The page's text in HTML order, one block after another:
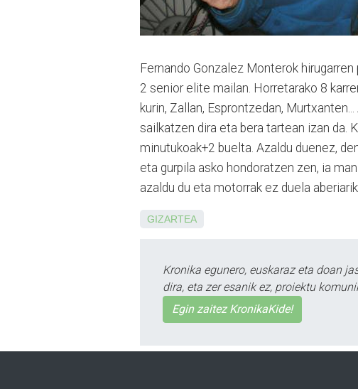
Fernando Gonzalez Monterok
2 senior elite mailan. Horretarako 8
ku­rin, Za­llan, Esprontzedan,
sailkatzen dira eta bera tartean izan da.
minutukoak+2 buelta. Azaldu duenez,
eta gurpila asko hondoratzen zen, ia
azaldu du eta motorrak ez duela
GIZARTEA
Kronika egunero, euskaraz eta doan
dira, eta zer esanik ez, proiektu
Egin zaitez KronikaKide!